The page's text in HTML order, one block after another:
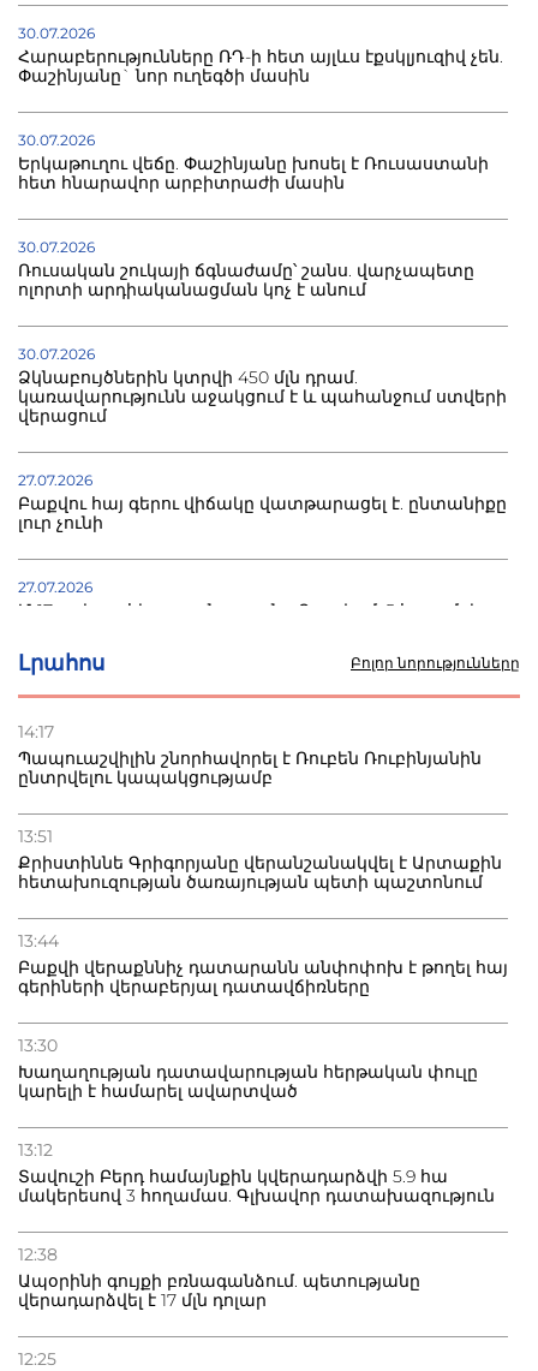
Լրահոս Բոլոր նորությունները
14:17
Պապուաշվիլին շնորհավորել է Ռուբեն Ռուբինյանին
ընտրվելու կապակցությամբ
13:51
Քրիստիննե Գրիգորյանը վերանշանակվել է Արտաքին
հետախուզության ծառայության պետի պաշտոնում
13:44
Բաքվի վերաքննիչ դատարանն անփոփոխ է թողել հայ
գերիների վերաբերյալ դատավճիռները
13:30
Խաղաղության դատավարության հերթական փուլը
կարելի է համարել ավարտված
13:12
Տավուշի Բերդ համայնքին կվերադարձվի 5.9 հա
մակերեսով 3 հողամաս. Գլխավոր դատախազություն
12:38
Ապօրինի գույքի բռնագանձում. պետությանը
վերադարձվել է 17 մլն դոլար
12:25
30.07.2026
Հարաբերությունները ՌԴ-ի հետ այլևս էքսկլյուզիվ չեն.
Փաշինյանը` նոր ուղեգծի մասին
30.07.2026
Երկաթուղու վեճը. Փաշինյանը խոսել է Ռուսաստանի
հետ հնարավոր արբիտրաժի մասին
30.07.2026
Ռուսական շուկայի ճգնաժամը՝ շանս. վարչապետը
ոլորտի արդիականացման կոչ է անում
30.07.2026
Ձկնաբույծներին կտրվի 450 մլն դրամ.
կառավարությունն աջակցում է և պահանջում ստվերի
վերացում
27.07.2026
Բաքվու հայ գերու վիճակը վատթարացել է. ընտանիքը
լուր չունի
27.07.2026
Մ-17 աշխարհի առաջնությունը Բաքվում. 5 հայ ըմբիշ
22.07.2026
տուժածներ կան
բնակվել Ռուսաստանում
Բաքվի բանտից գեներալ Մանուկյանը դիմել է
Փաշինյանին